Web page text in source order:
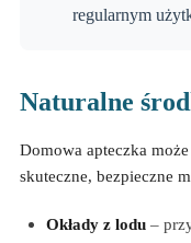
regularnym
Naturalne
Domowa apteczka
skuteczne, bezpieczne
Okłady z lodu–